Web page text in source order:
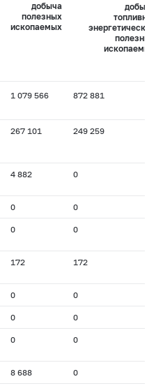
добыча
полезных
ископаемых
добыча
топливно-
энергетических
полезных
ископаемых
1 079 566 872 881
267 101 249 259
4 882 0
0 0
0 0
172 172
0 0
0 0
0 0
8 688 0